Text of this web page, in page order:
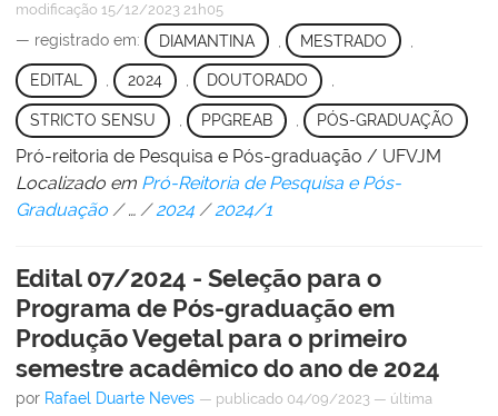
modificação 15/12/2023 21h05
— registrado em: DIAMANTINA MESTRADO
EDITAL , 2024 , DOUTORADO ,
STRICTO SENSU PPGREAB PÓS-GRADUAÇÃO
Pró-reitoria de Pesquisa e Pós-graduação / UFVJM
Localizado em Pró-Reitoria de Pesquisa e Pós-
Graduação /… /2024 /2024/1
Edital 07/2024 - Seleção para o
Programa de Pós-graduação em
Produção Vegetal para o primeiro
semestre acadêmico do ano de 2024
por Rafael Duarte Neves — publicado 04/09/2023 — última